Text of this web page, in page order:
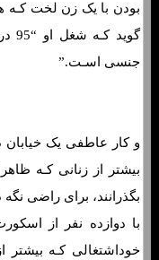
بودن با یک زن لخت کـه
جنسی اسـت.”
و کار عاطفی یک
بیشتر از زنانی کـه
بگذرانند، برای راضی
با دوازده نفر از
خوداشتغالی کـه بیشتر